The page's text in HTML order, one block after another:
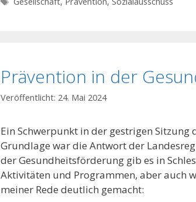
Prävention in der
24. Mai 2024
Ein Schwerpunkt in der gestrigen Sitzung
Grundlage war die Antwort der
der Gesundheitsförderung gib es in
Aktivitäten und Programmen, aber auch
meiner Rede deutlich gemacht: